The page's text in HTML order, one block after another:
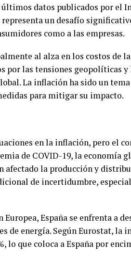
últimos datos publicados por el
un desafío
como a las empresas.
al alza en los costos de
por las tensiones geopolíticas y
La inflación ha sido un tema
para mitigar su impacto.
en la inflación, pero el
de COVID-19, la economía
afectado la producción y
de incertidumbre,
España se enfrenta a
de energía. Según Eurostat, la
lo que coloca a España por